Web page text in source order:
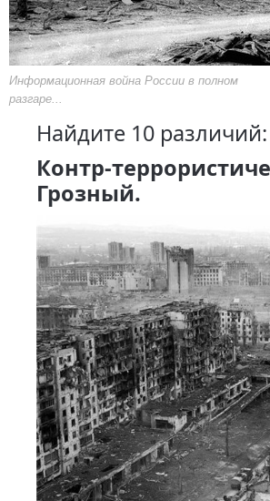
Информационная война России в полном
разгаре...
Найдите 10 различий:
Контр-
Грозный.